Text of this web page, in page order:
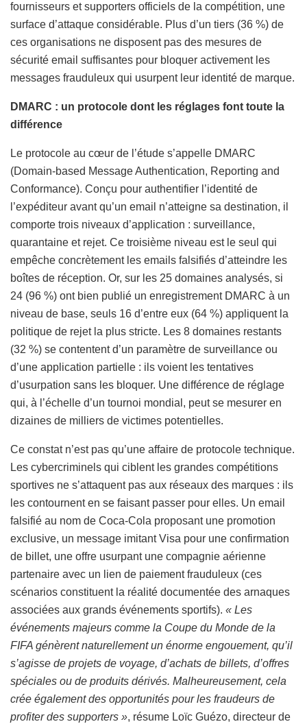
fournisseurs et supporters officiels de la compétition, une
surface d’attaque considérable. Plus d’un tiers (36 %) de
ces organisations ne disposent pas des mesures de
sécurité email suffisantes pour bloquer activement les
messages frauduleux qui usurpent leur identité de marque.
DMARC : un protocole dont les réglages font toute la
différence
Le protocole au cœur de l’étude s’appelle DMARC
(Domain-based Message Authentication, Reporting and
Conformance). Conçu pour authentifier l’identité de
l’expéditeur avant qu’un email n’atteigne sa destination, il
comporte trois niveaux d’application : surveillance,
quarantaine et rejet. Ce troisième niveau est le seul qui
empêche concrètement les emails falsifiés d’atteindre les
boîtes de réception. Or, sur les 25 domaines analysés, si
24 (96 %) ont bien publié un enregistrement DMARC à un
niveau de base, seuls 16 d’entre eux (64 %) appliquent la
politique de rejet la plus stricte. Les 8 domaines restants
(32 %) se contentent d’un paramètre de surveillance ou
d’une application partielle : ils voient les tentatives
d’usurpation sans les bloquer. Une différence de réglage
qui, à l’échelle d’un tournoi mondial, peut se mesurer en
dizaines de milliers de victimes potentielles.
Ce constat n’est pas qu’une affaire de protocole technique.
Les cybercriminels qui ciblent les grandes compétitions
sportives ne s’attaquent pas aux réseaux des marques : ils
les contournent en se faisant passer pour elles. Un email
falsifié au nom de Coca-Cola proposant une promotion
exclusive, un message imitant Visa pour une confirmation
de billet, une offre usurpant une compagnie aérienne
partenaire avec un lien de paiement frauduleux (ces
scénarios constituent la réalité documentée des arnaques
associées aux grands événements sportifs). « Les
événements majeurs comme la Coupe du Monde de la
FIFA génèrent naturellement un énorme engouement, qu’il
s’agisse de projets de voyage, d’achats de billets, d’offres
spéciales ou de produits dérivés. Malheureusement, cela
crée également des opportunités pour les fraudeurs de
profiter des supporters », résume Loïc Guézo, directeur de